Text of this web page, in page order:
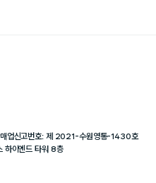
업신고번호: 제 2021-수원영통-1430호
하이엔드 타워 8층